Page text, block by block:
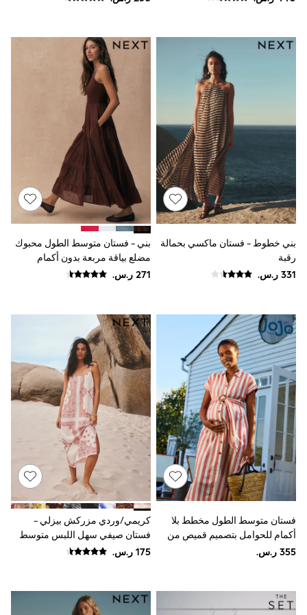
Bags & Backpacks
Jumpers
Polo Shirts
All Girls Sports & Swimwear
T-Shirts
Bags & Backpacks
Lunchboxes
Blouses
Shirts
Polo Shirts
GIRLS
New In
0-2 years
12-14 years
15+ years
All Clothing
Coats & Jackets
Dresses
Holiday Shop
Jeans
Jumpsuits & Playsuits
All Girl's New In
Kid's Top Picks
Top & Bottom Sets
Summer Dresses
Polka Dots
THE SET
Loungewear
Nightwear & Pyjamas
Occasionwear
Shorts & Skirts
بني خطوط - فستان ماكسي بحمالة
رقبة
بني - فستان متوسط الطول محبوك
مضلع بياقة مربعة بدون أكمام
فستان متوسط الطول مخطط بلا
أكمام للحوامل بتصميم قميص من
JoJo Maman Bébé
كريمي/وردي مزركش بيزلي -
فستان صيفي سهل اللبس متوسط
الطول